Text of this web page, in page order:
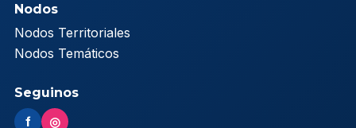
Nodos
Nodos Territoriales
Nodos Temáticos
Seguinos
f ◎